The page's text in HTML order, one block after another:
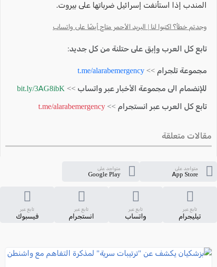
المندب إذا استأنفت إسرائيل ضرباتها على بيروت.
وجدتم خطأ؟ اكتبوا لنا | البريد الأحمر متاح أيضًا على واتساب
تابع كل العرب وإبق على حتلنة من كل جديد:
مجموعة تلجرام >> t.me/alarabemergency
للإنضمام الى مجموعة الأخبار عبر واتساب >> bit.ly/3AG8ibK
تابع كل العرب عبر انستجرام >> t.me/alarabemergency
مقالات متعلقة
متواجد على
App Store
متواجد على
Google Play
تابع عبر
تيليجرام
تابع عبر
واتساب
تابع عبر
انستجرام
تابع عبر
فيسبوك